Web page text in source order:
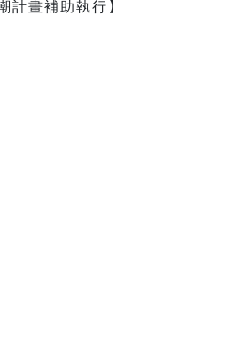
計畫補助執行】